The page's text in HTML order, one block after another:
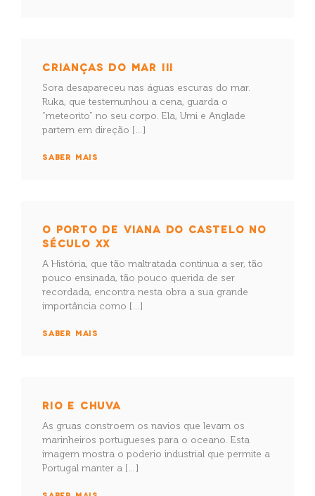
CRIANÇAS DO MAR III
Sora desapareceu nas águas escuras do mar.
Ruka, que testemunhou a cena, guarda o
“meteorito” no seu corpo. Ela, Umi e Anglade
partem em direção […]
SABER MAIS
O PORTO DE VIANA DO CASTELO NO
SÉCULO XX
A História, que tão maltratada continua a ser, tão
pouco ensinada, tão pouco querida de ser
recordada, encontra nesta obra a sua grande
importância como […]
SABER MAIS
RIO E CHUVA
As gruas constroem os navios que levam os
marinheiros portugueses para o oceano. Esta
imagem mostra o poderio industrial que permite a
Portugal manter a […]